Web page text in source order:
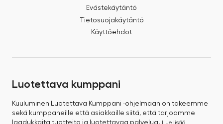
Evästekäytäntö
Tietosuojakäytäntö
Käyttöehdot
Luotettava kumppani
Kuuluminen Luotettava Kumppani -ohjelmaan on takeemme
sekä kumppaneille että asiakkaille siitä, että tarjoamme
Lue lisää